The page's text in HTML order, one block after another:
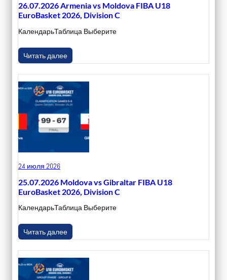
26.07.2026 Armenia vs Moldova FIBA U18
EuroBasket 2026, Division C
КалендарьТаблица Выберите
Читать далее
24 июля 2026
25.07.2026 Moldova vs Gibraltar FIBA U18
EuroBasket 2026, Division C
КалендарьТаблица Выберите
Читать далее